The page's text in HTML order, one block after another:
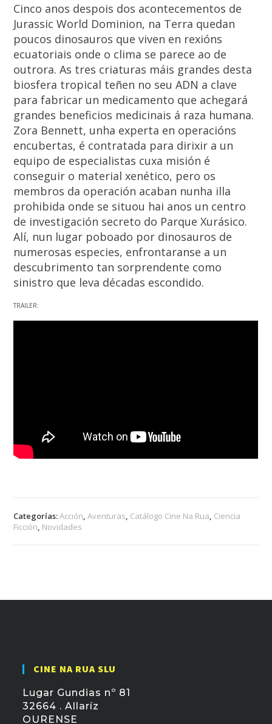
Cinco anos despois dos acontecementos de
Jurassic World Dominion, na Terra quedan
poucos dinosauros que viven en rexións
ecuatoriais onde o clima se parece ao de
outrora. As tres criaturas máis grandes desta
biosfera tropical teñen no seu ADN a clave
para fabricar un medicamento que achegará
grandes beneficios medicinais á raza humana.
Zora Bennett, unha experta en operacións
encubertas, é contratada para dirixir a un
equipo de especialistas cuxa misión é
conseguir o material xenético, pero os
membros da operación acaban nunha illa
prohibida onde se situou hai anos un centro
de investigación secreto do Parque Xurásico.
Alí, nun lugar poboado por dinosauros de
numerosas especies, enfrontaranse a un
descubrimento tan sorprendente como
sinistro que leva décadas escondido.
TRAILER:
Categorías:Acción,Aventuras, Catálogo Cine Na Rua, Ciencia
Ficción, Novidades
CINE NA RUA SLU
Lugar Gundias nº 81
32664 . Allaríz
OURENSE